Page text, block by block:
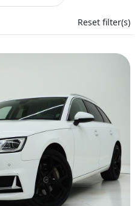
Reset filter(s)